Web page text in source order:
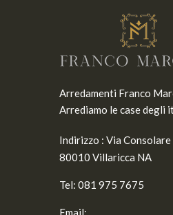
Arredamenti Franco
Arrediamo le case degli
Indirizzo : Via Consolare
80010 Villaricca NA
Tel: 081 975 7675
Email: